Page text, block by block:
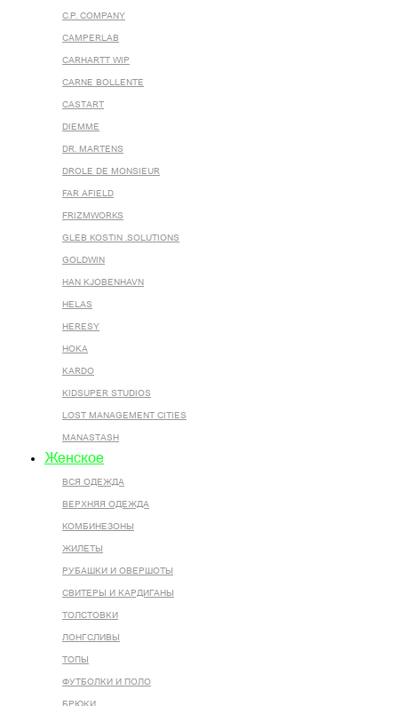
C.P. COMPANY
CAMPERLAB
CARHARTT WIP
CARNE BOLLENTE
CASTART
DIEMME
DR. MARTENS
DROLE DE MONSIEUR
FAR AFIELD
FRIZMWORKS
GLEB KOSTIN .SOLUTIONS
GOLDWIN
HAN KJOBENHAVN
HELAS
HERESY
HOKA
KARDO
KIDSUPER STUDIOS
LOST MANAGEMENT CITIES
MANASTASH
Женское
ВСЯ ОДЕЖДА
ВЕРХНЯЯ ОДЕЖДА
КОМБИНЕЗОНЫ
ЖИЛЕТЫ
РУБАШКИ И ОВЕРШОТЫ
СВИТЕРЫ И КАРДИГАНЫ
ТОЛСТОВКИ
ЛОНГСЛИВЫ
ТОПЫ
ФУТБОЛКИ И ПОЛО